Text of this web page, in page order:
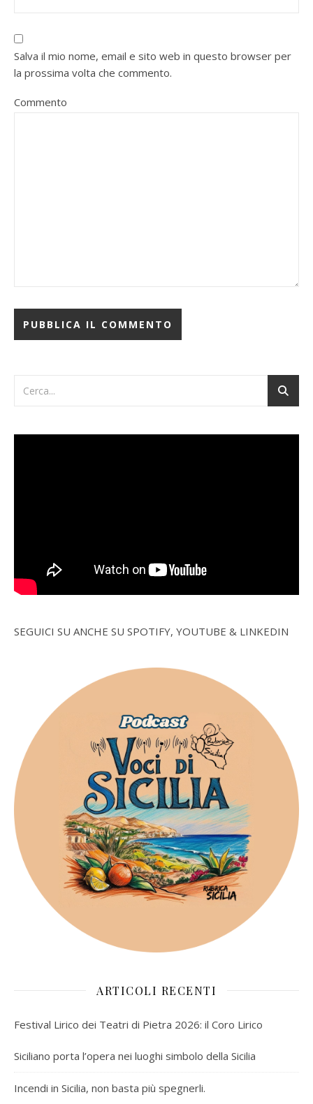
Salva il mio nome, email e sito web in questo browser per
la prossima volta che commento.
Commento
SEGUICI SU ANCHE SU SPOTIFY, YOUTUBE & LINKEDIN
ARTICOLI RECENTI
Festival Lirico dei Teatri di Pietra 2026: il Coro Lirico
Siciliano porta l’opera nei luoghi simbolo della Sicilia
Incendi in Sicilia, non basta più spegnerli.